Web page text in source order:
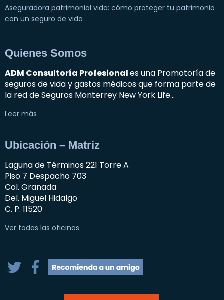
Aseguradora patrimonial vida: cómo proteger tu patrimonio
con un seguro de vida
Quienes Somos
ADM Consultoría Profesionales una Promotoría de
seguros de vida y gastos médicos que forma parte de
la red de Seguros Monterrey New York Life…
Leer más
Ubicación – Matriz
Laguna de Términos 221 Torre A
Piso 7 Despacho 703
Col. Granada
Del. Miguel Hidalgo
C. P. 11520
Ver todas las oficinas